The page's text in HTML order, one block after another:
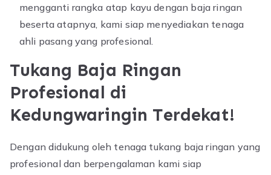
mengganti rangka atap kayu dengan baja ringan
beserta atapnya, kami siap menyediakan tenaga
ahli pasang yang profesional.
Tukang Baja Ringan
Profesional di
Kedungwaringin Terdekat!
Dengan didukung oleh tenaga tukang baja ringan yang
profesional dan berpengalaman kami siap